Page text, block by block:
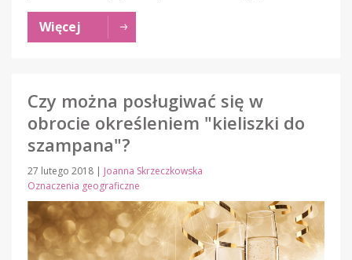
Więcej
Czy można posługiwać się w
obrocie określeniem "kieliszki do
szampana"?
27 lutego 2018 | Joanna Skrzeczkowska
Oznaczenia geograficzne